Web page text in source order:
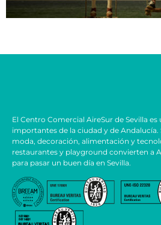
El Centro Comercial AireSur de Sevilla es
importantes de la ciudad y de Andalucía.
moda, decoración, alimentación y
restaurantes y playground convierten a
para pasar un buen día en Sevilla.